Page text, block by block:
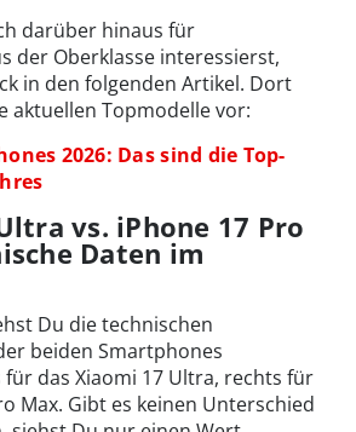
darüber hinaus für
der Oberklasse interessierst,
in den folgenden Artikel. Dort
aktuellen Topmodelle vor:
2026: Das sind die Top-
vs. iPhone 17 Pro
Daten im
Du die technischen
beiden Smartphones
für das Xiaomi 17 Ultra, rechts für
Max. Gibt es keinen Unterschied